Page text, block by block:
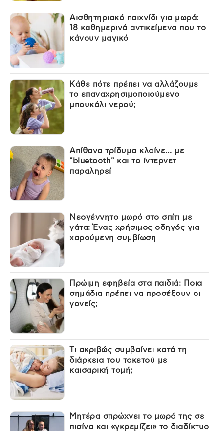
Αισθητηριακό παιχνίδι για μωρά:
18 καθημερινά αντικείμενα που το
κάνουν μαγικό
Κάθε πότε πρέπει να αλλάζουμε
το επαναχρησιμοποιούμενο
μπουκάλι νερού;
Απίθανα τρίδυμα κλαίνε… με
"bluetooth" και το ίντερνετ
παραληρεί
Νεογέννητο μωρό στο σπίτι με
γάτα: Ένας χρήσιμος οδηγός για
χαρούμενη συμβίωση
Πρώιμη εφηβεία στα παιδιά: Ποια
σημάδια πρέπει να προσέξουν οι
γονείς;
Τι ακριβώς συμβαίνει κατά τη
διάρκεια του τοκετού με
καισαρική τομή;
Μητέρα σπρώχνει το μωρό της σε
πισίνα και «γκρεμίζει» το διαδίκτυο